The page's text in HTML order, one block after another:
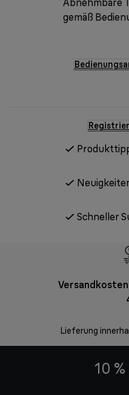
gemäß
Schneller
Lieferung
10